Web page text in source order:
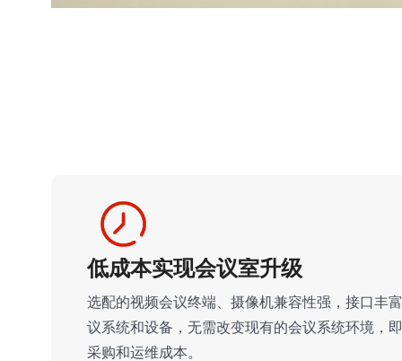
低成本实现会议室升级
选配的视频会议终端、摄像机兼容性强，接口丰
议系统和设备，无需改变现有的会议系统环境，
采购和运维成本。